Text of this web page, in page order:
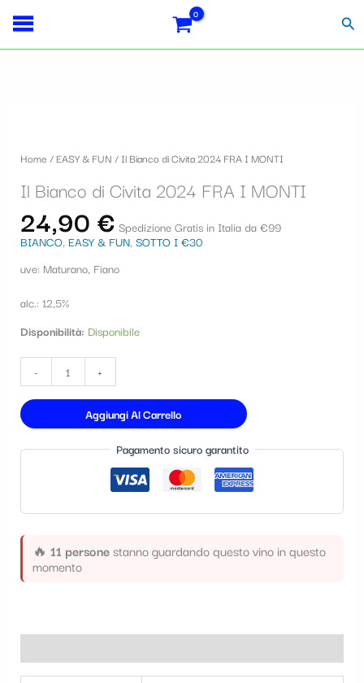
contenuto
Home /EASY & FUN / Il Bianco di Civita 2024 FRA I MONTI
Il Bianco di Civita 2024 FRA I MONTI
24,90 € Spedizione Gratis in Italia da €99
BIANCO, EASY & FUN, SOTTO I €30
uve: Maturano, Fiano
alc.: 12,5%
Disponibilità: Disponibile
-
Civita
FRA
MONTI
quantità
+
Aggiungi Al Carrello
Pagamento sicuro garantito
🔥 11 personestanno guardando questo vino in questo
momento
S
o
n
a
u
n
a
c
e
g
o
a